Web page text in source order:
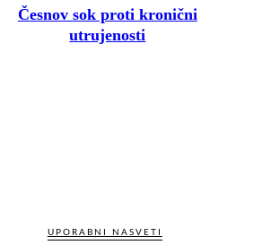
Česnov sok proti kronični
utrujenosti
UPORABNI NASVETI